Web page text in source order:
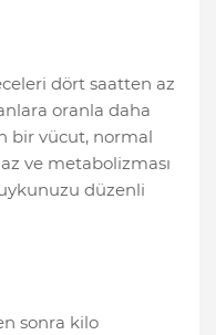
dört saatten az
oranla daha
bir vücut, normal
ve metabolizması
düzenli
sonra kilo